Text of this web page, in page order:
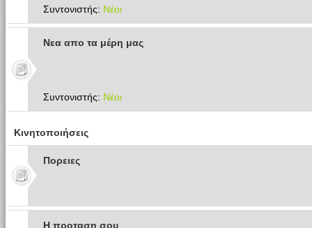
Συντονιστής: Νέοι
Νεα απο τα μέρη μας
Συντονιστής: Νέοι
Κινητοποιήσεις
Πoρειες
Η προταση σου